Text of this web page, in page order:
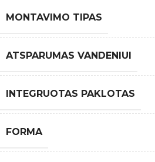
MONTAVIMO TIPAS
ATSPARUMAS VANDENIUI
INTEGRUOTAS PAKLOTAS
FORMA